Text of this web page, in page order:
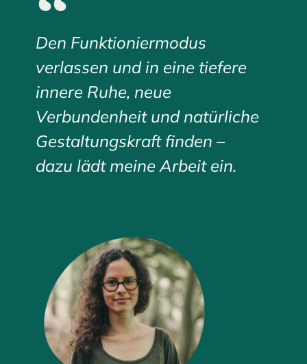
Den Funktioniermodus
verlassen und in eine tiefere
innere Ruhe, neue
Verbundenheit und natürliche
Gestaltungskraft finden –
dazu lädt meine Arbeit ein.